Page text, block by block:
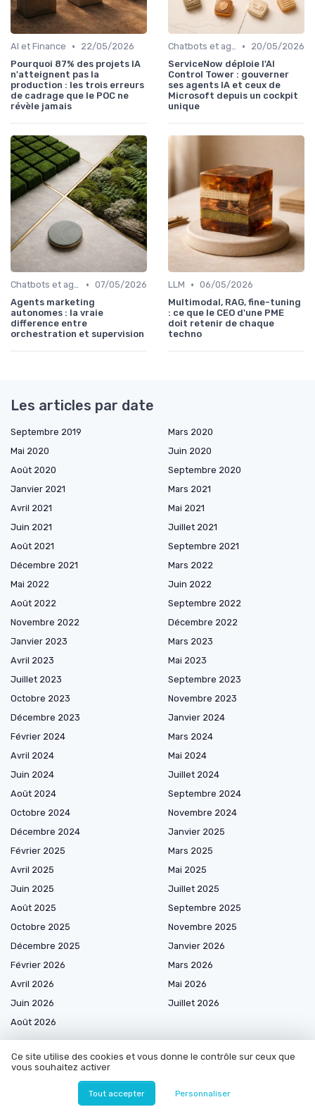
AI et Finance •
22/05/2026
Pourquoi 87% des projets IA
n'atteignent pas la
production : les trois erreurs
de cadrage que le POC ne
révèle jamais
Chatbots et agents virtuels •
20/05/2026
ServiceNow déploie l'AI
Control Tower : gouverner
ses agents IA et ceux de
Microsoft depuis un cockpit
unique
Chatbots et agents virtuels • 07/05/2026
Agents marketing
autonomes : la vraie
difference entre
orchestration et supervision
LLM • 06/05/2026
Multimodal, RAG, fine-tuning
: ce que le CEO d'une PME
doit retenir de chaque
techno
Les articles par date
Septembre 2019
Mars 2020
Mai 2020
Juin 2020
Août 2020
Septembre 2020
Janvier 2021
Mars 2021
Avril 2021
Mai 2021
Juin 2021
Juillet 2021
Août 2021
Septembre 2021
Décembre 2021
Mars 2022
Mai 2022
Juin 2022
Août 2022
Septembre 2022
Novembre 2022
Décembre 2022
Janvier 2023
Mars 2023
Avril 2023
Mai 2023
Juillet 2023
Septembre 2023
Octobre 2023
Novembre 2023
Décembre 2023
Janvier 2024
Février 2024
Mars 2024
Avril 2024
Mai 2024
Juin 2024
Juillet 2024
Août 2024
Septembre 2024
Octobre 2024
Novembre 2024
Décembre 2024
Janvier 2025
Février 2025
Mars 2025
Avril 2025
Mai 2025
Juin 2025
Juillet 2025
Août 2025
Septembre 2025
Octobre 2025
Novembre 2025
Décembre 2025
Janvier 2026
Février 2026
Mars 2026
Avril 2026
Mai 2026
Juin 2026
Juillet 2026
Août 2026
Ce site utilise des cookies et vous donne le contrôle sur ceux que
vous souhaitez activer
Tout accepter Personnaliser